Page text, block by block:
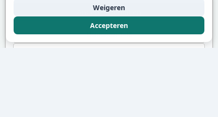
Andere oefeningen
Elementen 1–10
Weigeren
Accepteren